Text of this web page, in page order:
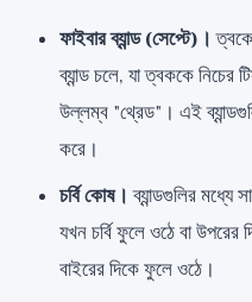
ফাইবার ব্যান্ড (সেপ্টে)।
ব্যান্ড চলে, যা ত্বককে
উল্লম্ব "থ্রেড"। এই
করে।
চর্বি কোষ। ব্যান্ডগুলির মধ্যে
যখন চর্বি ফুলে ওঠে বা উপরের
বাইরের দিকে ফুলে ওঠে।